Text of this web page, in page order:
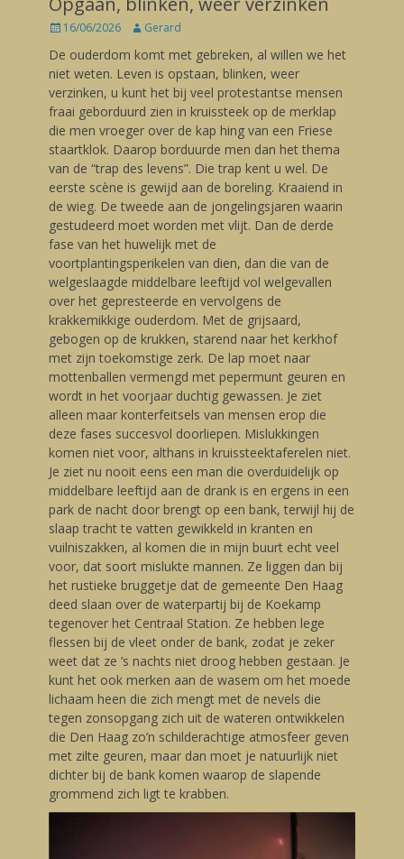
Posted
16/06/2026 Author
Gerard
De ouderdom komt met gebreken, al willen we het
niet weten. Leven is opstaan, blinken, weer
verzinken, u kunt het bij veel protestantse mensen
fraai geborduurd zien in kruissteek op de merklap
die men vroeger over de kap hing van een Friese
staartklok. Daarop borduurde men dan het thema
van de “trap des levens”. Die trap kent u wel. De
eerste scène is gewijd aan de boreling. Kraaiend in
de wieg. De tweede aan de jongelingsjaren waarin
gestudeerd moet worden met vlijt. Dan de derde
fase van het huwelijk met de
voortplantingsperikelen van dien, dan die van de
welgeslaagde middelbare leeftijd vol welgevallen
over het gepresteerde en vervolgens de
krakkemikkige ouderdom. Met de grijsaard,
gebogen op de krukken, starend naar het kerkhof
met zijn toekomstige zerk. De lap moet naar
mottenballen vermengd met pepermunt geuren en
wordt in het voorjaar duchtig gewassen. Je ziet
alleen maar konterfeitsels van mensen erop die
deze fases succesvol doorliepen. Mislukkingen
komen niet voor, althans in kruissteektaferelen niet.
Je ziet nu nooit eens een man die overduidelijk op
middelbare leeftijd aan de drank is en ergens in een
park de nacht door brengt op een bank, terwijl hij de
slaap tracht te vatten gewikkeld in kranten en
vuilniszakken, al komen die in mijn buurt echt veel
voor, dat soort mislukte mannen. Ze liggen dan bij
het rustieke bruggetje dat de gemeente Den Haag
deed slaan over de waterpartij bij de Koekamp
tegenover het Centraal Station. Ze hebben lege
flessen bij de vleet onder de bank, zodat je zeker
weet dat ze ’s nachts niet droog hebben gestaan. Je
kunt het ook merken aan de wasem om het moede
lichaam heen die zich mengt met de nevels die
tegen zonsopgang zich uit de wateren ontwikkelen
die Den Haag zo’n schilderachtige atmosfeer geven
met zilte geuren, maar dan moet je natuurlijk niet
dichter bij de bank komen waarop de slapende
grommend zich ligt te krabben.